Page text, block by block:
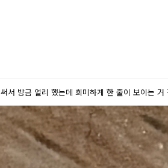
서 방금 얼리 했는데 희미하게 한 줄이 보이는